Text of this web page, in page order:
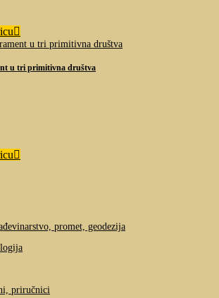
u tri primitivna društva
promet, geodezija
priručnici